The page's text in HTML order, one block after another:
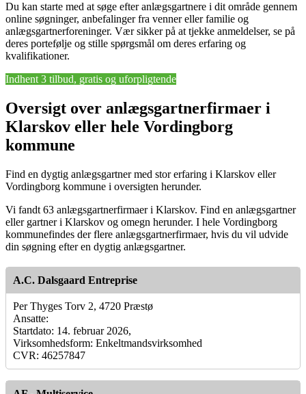
Du kan starte med at søge efter anlægsgartnere i dit område gennem
online søgninger, anbefalinger fra venner eller familie og
anlægsgartnerforeninger. Vær sikker på at tjekke anmeldelser, se på
deres portefølje og stille spørgsmål om deres erfaring og
kvalifikationer.
Indhent 3 tilbud, gratis og uforpligtende
Oversigt over anlægsgartnerfirmaer i
Klarskov eller hele Vordingborg
kommune
Find en dygtig anlægsgartner med stor erfaring i Klarskov eller
Vordingborg kommune i oversigten herunder.
Vi fandt 63 anlægsgartnerfirmaer i Klarskov. Find en anlægsgartner
eller gartner i Klarskov og omegn herunder. I hele Vordingborg
kommunefindes der flere anlægsgartnerfirmaer, hvis du vil udvide
din søgning efter en dygtig anlægsgartner.
A.C. Dalsgaard Entreprise
Per Thyges Torv 2, 4720 Præstø
Ansatte:
Startdato: 14. februar 2026,
Virksomhedsform: Enkeltmandsvirksomhed
CVR: 46257847